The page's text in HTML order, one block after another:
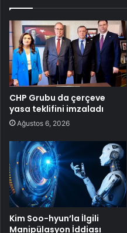
CHP Grubu da çerçeve
yasa teklifini imzaladı
Ağustos 6, 2026
Kim Soo-hyun’la İlgili
Manipülasyon İddiası